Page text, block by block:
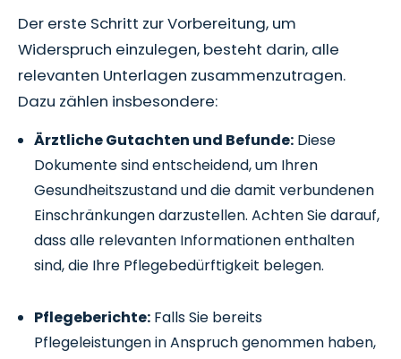
Der erste Schritt zur Vorbereitung, um
Widerspruch einzulegen, besteht darin, alle
relevanten Unterlagen zusammenzutragen.
Dazu zählen insbesondere:
Ärztliche Gutachten und Befunde: Diese
Dokumente sind entscheidend, um Ihren
Gesundheitszustand und die damit verbundenen
Einschränkungen darzustellen. Achten Sie darauf,
dass alle relevanten Informationen enthalten
sind, die Ihre Pflegebedürftigkeit belegen.
Pflegeberichte: Falls Sie bereits
Pflegeleistungen in Anspruch genommen haben,